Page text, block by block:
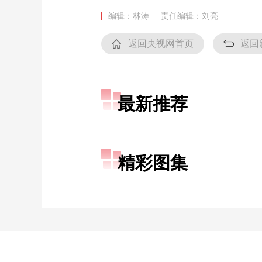
编辑：林涛 责任编辑：刘亮
返回央视网首页 返回
最新推荐
精彩图集